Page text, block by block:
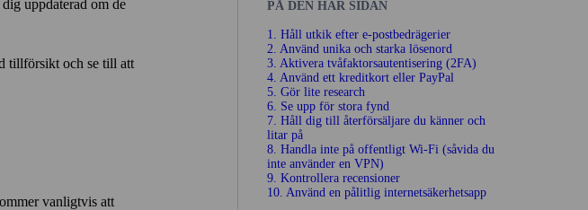
uppdaterad om de
tillförsikt och se till att
vanligtvis att
PÅ DEN HÄR SIDAN
1. Håll utkik efter e‑post­bedrägerier
2. Använd unika och starka lösenord
3. Aktivera två­faktors­autentisering (2FA)
4. Använd ett kredit­kort eller PayPal
5. Gör lite research
6. Se upp för stora fynd
7. Håll dig till åter­försäljare du känner och
litar på
8. Handla inte på offentligt Wi‑Fi (såvida du
inte använder en VPN)
9. Kontrollera recensioner
10. Använd en pålitlig internet­säkerhets­app